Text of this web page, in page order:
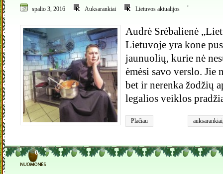
spalio 3, 2016 Auksarankiai
,
Lietuvos aktualijos
Audrė Srėbalienė
Lietuvoje yra kone
jaunuolių, kurie nė
ėmėsi savo verslo. Jie
bet ir nerenka žodžių
legalios veiklos
Plačiau auksarankiai
0